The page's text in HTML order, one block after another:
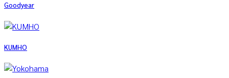
Goodyear
KUMHO